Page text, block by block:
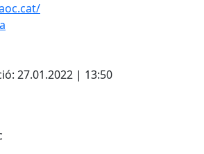
27.01.2022 | 13:50